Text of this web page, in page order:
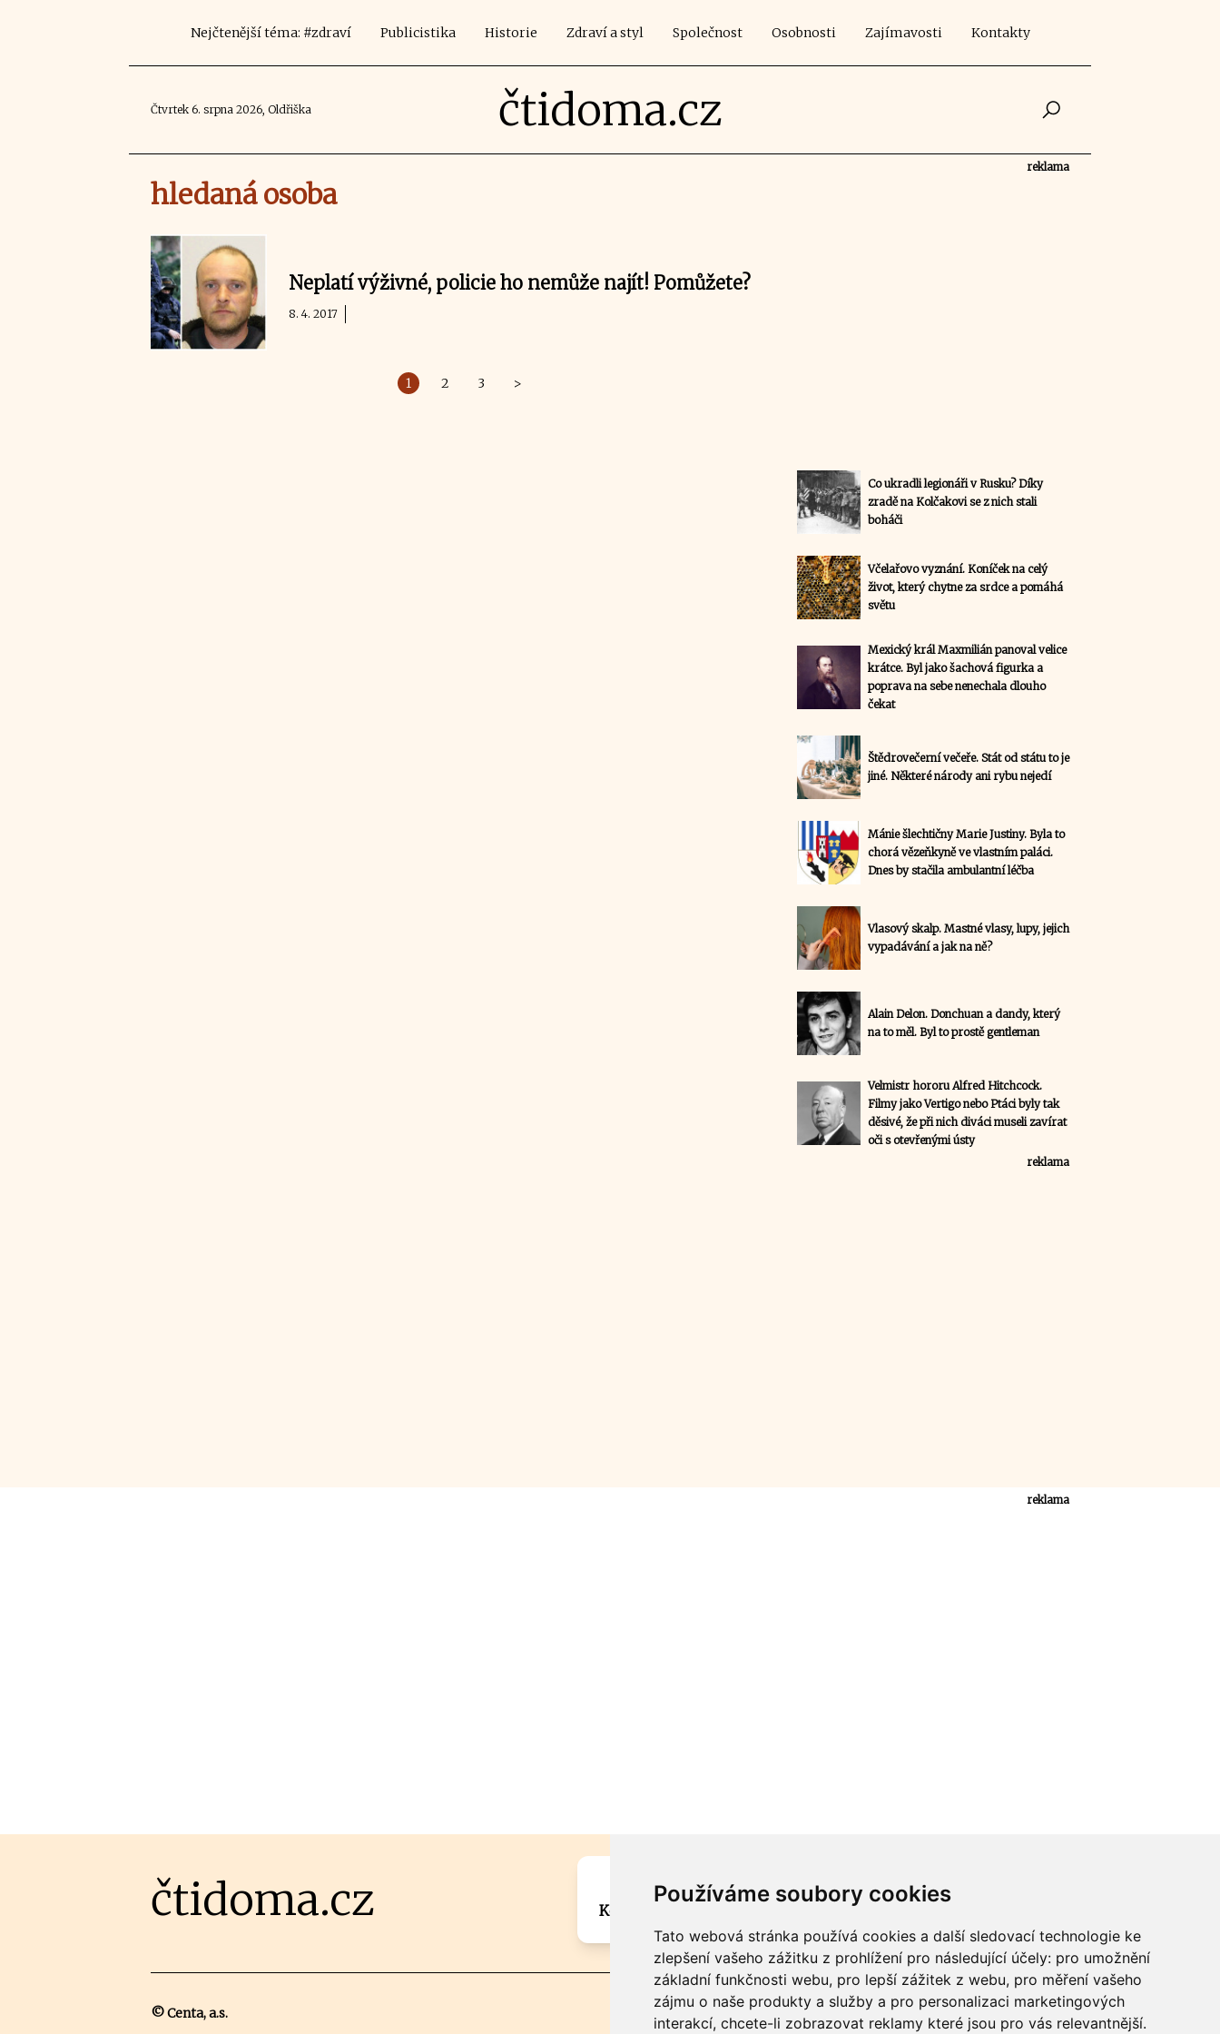
Používáme soubory cookies
Tato webová stránka používá cookies a další sledovací technologie ke
zlepšení vašeho zážitku z prohlížení pro následující účely: pro umožnění
základní funkčnosti webu, pro lepší zážitek z webu, pro měření vašeho
zájmu o naše produkty a služby a pro personalizaci marketingových
interakcí, chcete-li zobrazovat reklamy které jsou pro vás relevantnější.
Nejčtenější téma: #zdraví Publicistika Historie Zdraví a styl Společnost Osobnosti Zajímavosti Kontakty
Čtvrtek 6. srpna 2026, Oldřiška čtidoma.cz
hledaná osoba
Neplatí výživné, policie ho nemůže najít! Pomůžete?
8. 4. 2017
1 2 3 >
reklama
Co ukradli legionáři v Rusku? Díky
zradě na Kolčakovi se z nich stali
boháči
Včelařovo vyznání. Koníček na celý
život, který chytne za srdce a pomáhá
světu
Mexický král Maxmilián panoval velice
krátce. Byl jako šachová figurka a
poprava na sebe nenechala dlouho
čekat
Štědrovečerní večeře. Stát od státu to je
jiné. Některé národy ani rybu nejedí
Mánie šlechtičny Marie Justiny. Byla to
chorá vězeňkyně ve vlastním paláci.
Dnes by stačila ambulantní léčba
Vlasový skalp. Mastné vlasy, lupy, jejich
vypadávání a jak na ně?
Alain Delon. Donchuan a dandy, který
na to měl. Byl to prostě gentleman
Velmistr hororu Alfred Hitchcock.
Filmy jako Vertigo nebo Ptáci byly tak
děsivé, že při nich diváci museli zavírat
oči s otevřenými ústy
reklama
reklama
čtidoma.cz
Máte zajímavou informaci? Chcete spolupracovat?
Kontaktujte šéfredaktora Martina Chalupu:
© Centa, a.s.